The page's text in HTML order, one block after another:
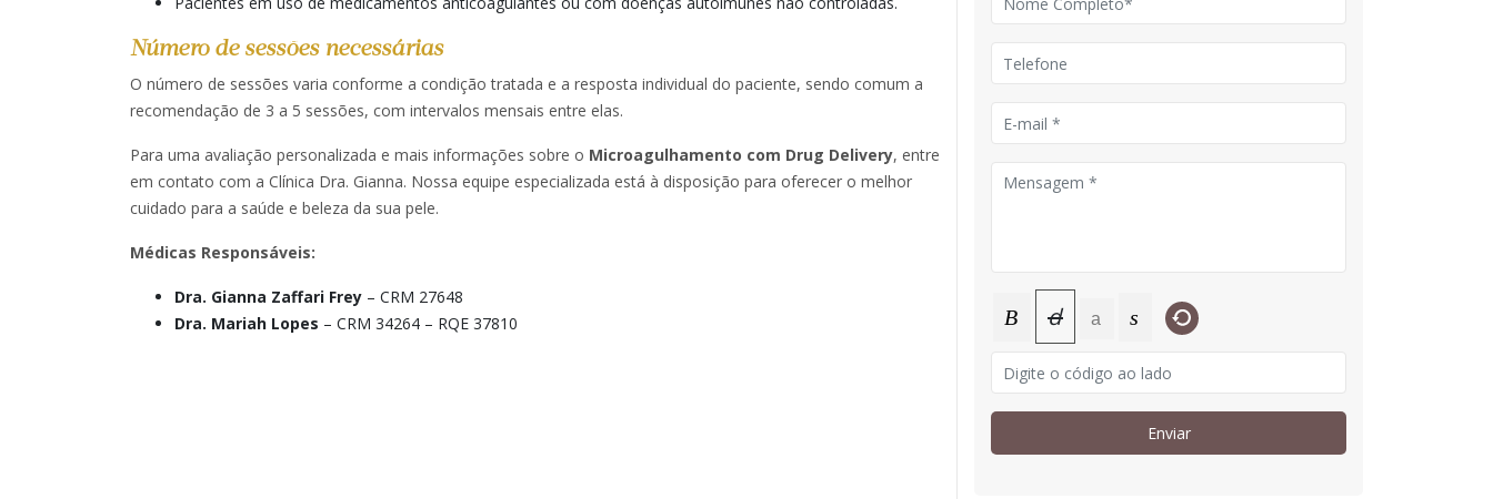
Número de sessões necessárias
O número de sessões varia conforme a condição tratada e a resposta individual do paciente, sendo comum a
recomendação de 3 a 5 sessões, com intervalos mensais entre elas.
Para uma avaliação personalizada e mais informações sobre o Microagulhamento com Drug Delivery, entre
em contato com a Clínica Dra. Gianna. Nossa equipe especializada está à disposição para oferecer o melhor
cuidado para a saúde e beleza da sua pele.
Médicas Responsáveis:
Dra. Gianna Zaffari Frey – CRM 27648​
Dra. Mariah Lopes – CRM 34264 – RQE 37810 B d a s
Enviar